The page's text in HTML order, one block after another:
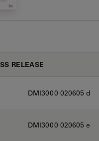
RELEASE
DMI3000 020605 d
DMI3000 020605 e